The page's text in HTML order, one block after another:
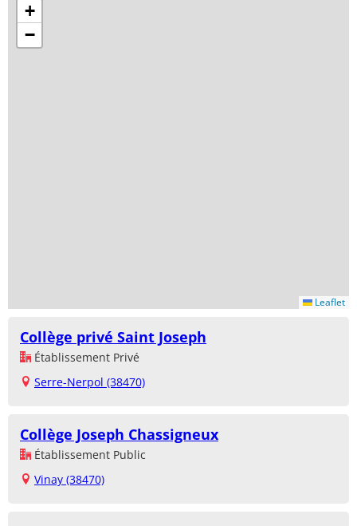
+
−
Leaflet
Collège privé Saint Joseph
Établissement Privé
Serre-Nerpol (38470)
Collège Joseph Chassigneux
Établissement Public
Vinay (38470)